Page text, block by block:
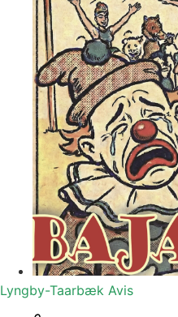
Lyngby-Taarbæk Avis